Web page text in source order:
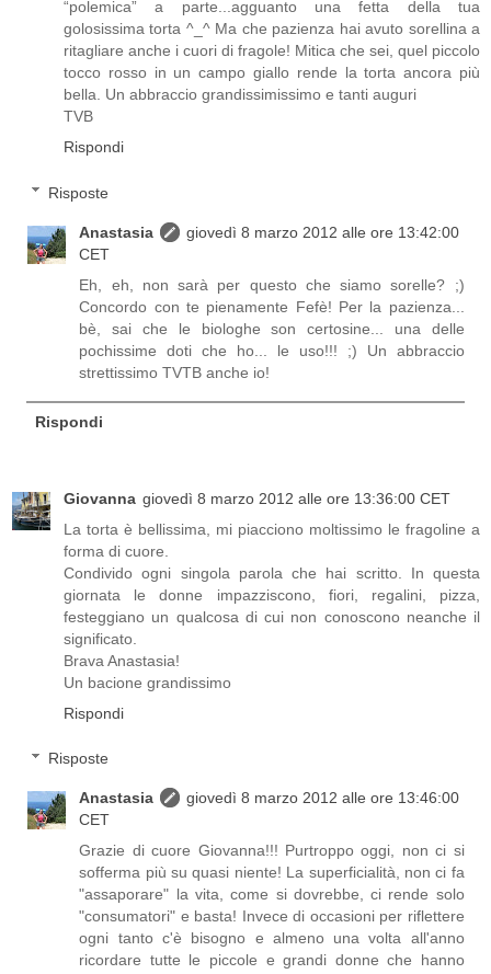
“polemica” a parte...agguanto una fetta della tua
golosissima torta ^_^ Ma che pazienza hai avuto sorellina a
ritagliare anche i cuori di fragole! Mitica che sei, quel piccolo
tocco rosso in un campo giallo rende la torta ancora più
bella. Un abbraccio grandissimissimo e tanti auguri
TVB
Rispondi
Risposte
Anastasia
giovedì 8 marzo 2012 alle ore 13:42:00
CET
Eh, eh, non sarà per questo che siamo sorelle? ;)
Concordo con te pienamente Fefè! Per la pazienza...
bè, sai che le biologhe son certosine... una delle
pochissime doti che ho... le uso!!! ;) Un abbraccio
strettissimo TVTB anche io!
Rispondi
Giovanna giovedì 8 marzo 2012 alle ore 13:36:00 CET
La torta è bellissima, mi piacciono moltissimo le fragoline a
forma di cuore.
Condivido ogni singola parola che hai scritto. In questa
giornata le donne impazziscono, fiori, regalini, pizza,
festeggiano un qualcosa di cui non conoscono neanche il
significato.
Brava Anastasia!
Un bacione grandissimo
Rispondi
Risposte
Anastasia
giovedì 8 marzo 2012 alle ore 13:46:00
CET
Grazie di cuore Giovanna!!! Purtroppo oggi, non ci si
sofferma più su quasi niente! La superficialità, non ci fa
"assaporare" la vita, come si dovrebbe, ci rende solo
"consumatori" e basta! Invece di occasioni per riflettere
ogni tanto c'è bisogno e almeno una volta all'anno
ricordare tutte le piccole e grandi donne che hanno